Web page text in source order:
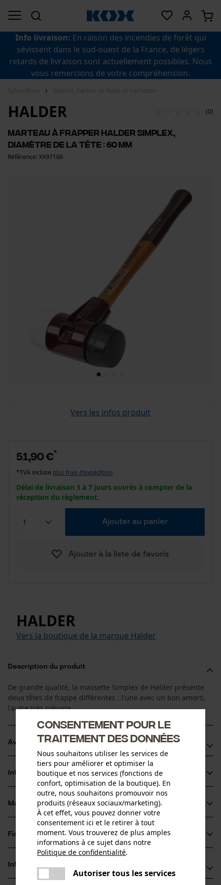
Info livraison: En raison des incendies de forêt qui
sévissent dans le sud-ouest de la France, de légers
retards de livraison sont actuellement possibles. Nous
vous remercions de votre compréhension.
HALDER (0)
Marteau à frapper Halder Simplex,
diamètre de la tête : 60 mm
Référence: XX97166
Vers les infos produit
51,90 €*
*TVA incluse plus frais d'expédition
Délai de livraison 3 à 7 jours ouvrés à compter de la
réception du règlement.
Ajouter au panier
Ajouter à la liste de favoris
HALDER
Vers la boutique de la marque Halder
Description du produit
De grande qualité, la massette Simplex de Halder présente
deux têtes de frappe différentes : l'une avec un bon amorti,
l'autre très robuste.
Avantages du produit
Deux têtes de frappe différentes
Boîtier très robuste, en deux parties, en fonte d'acier
Le principe Simplex : tendre à l'aide d'une vis, toutes les
pièces peuvent être remplacées
Informations sur le produit
Détails du produit
Type dactivité
Marteler
Groupe dâge
Matériau & entretien
Matériau
Matériau principal
Fiches techniques
Fiche de données de sécurité du produit (PDF)
Informations fabricant
Consentement pour le
traitement des données
Nous souhaitons utiliser les services de
tiers pour améliorer et optimiser la
boutique et nos services (fonctions de
confort, optimisation de la boutique). En
outre, nous souhaitons promouvoir nos
produits (réseaux sociaux/marketing).
À cet effet, vous pouvez donner votre
consentement ici et le retirer à tout
moment. Vous trouverez de plus amples
informations à ce sujet dans notre
Politique de confidentialité.
Autoriser tous les services
Une erreur s'est produite. Veuillez
essayer encore.
partager
partager